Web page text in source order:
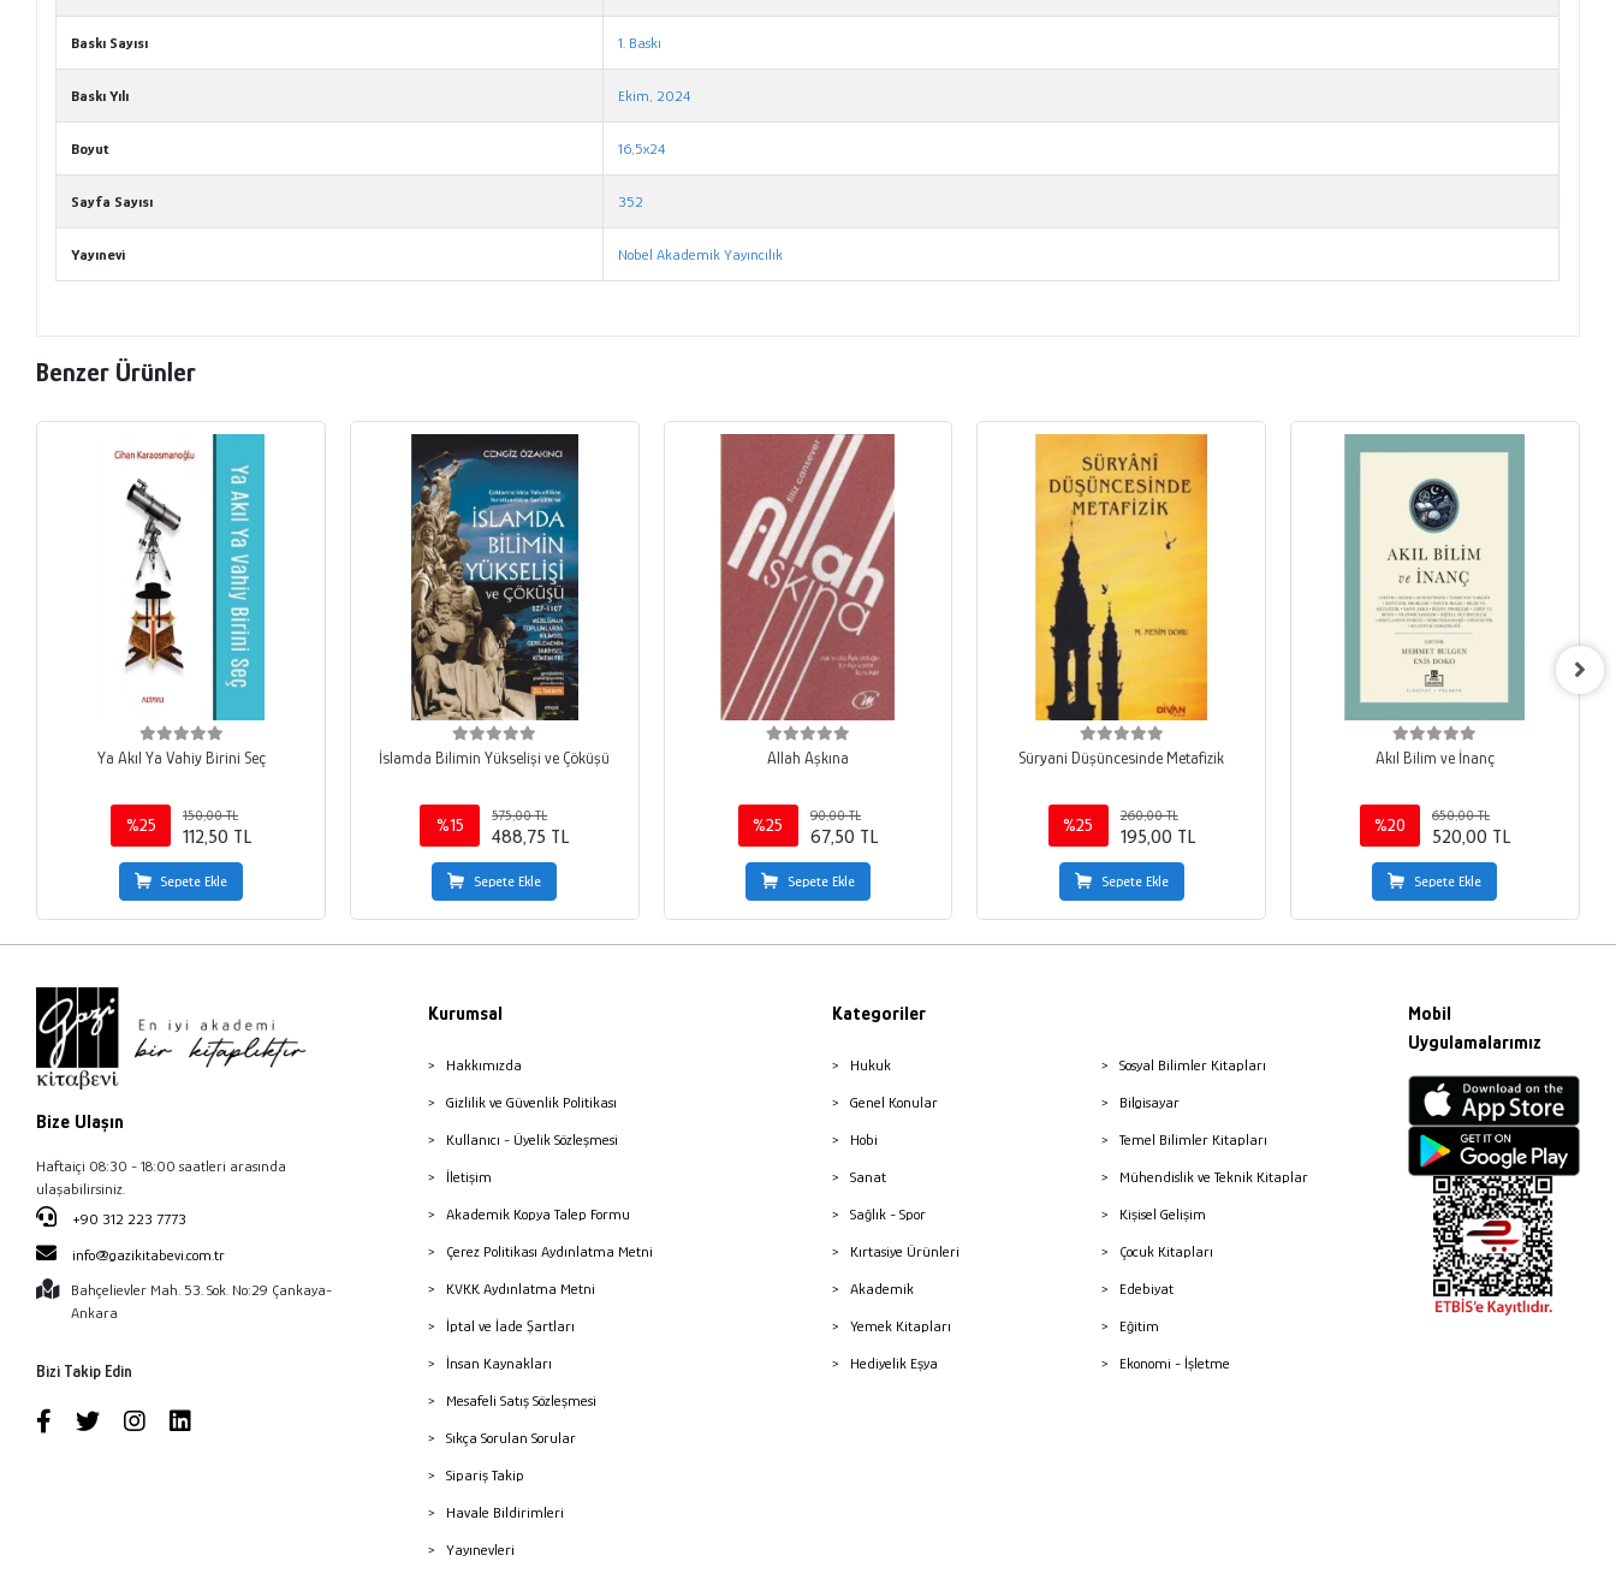
Baskı Sayısı 1. Baskı
Baskı Yılı Ekim, 2024
Boyut 16,5x24
Sayfa Sayısı 352
Yayınevi Nobel Akademik Yayıncılık
Benzer Ürünler
Ya Akıl Ya Vahiy Birini Seç
%25
150,00 TL
112,50 TL
Sepete Ekle
İslamda Bilimin Yükselişi ve Çöküşü
%15
575,00 TL
488,75 TL
Sepete Ekle
Allah Aşkına
%25
90,00 TL
67,50 TL
Sepete Ekle
Süryani Düşüncesinde Metafizik
%25
260,00 TL
195,00 TL
Sepete Ekle
Akıl Bilim ve İnanç
%20
650,00 TL
520,00 TL
Sepete Ekle
Bize Ulaşın
Haftaiçi 08:30 - 18:00 saatleri arasında
ulaşabilirsiniz.
+90 312 223 7773
info@gazikitabevi.com.tr
Bahçelievler Mah. 53. Sok. No:29 Çankaya-
Ankara
Bizi Takip Edin
Kurumsal
Hakkımızda
Gizlilik ve Güvenlik Politikası
Kullanıcı - Üyelik Sözleşmesi
İletişim
Akademik Kopya Talep Formu
Çerez Politikası Aydınlatma Metni
KVKK Aydınlatma Metni
İptal ve İade Şartları
İnsan Kaynakları
Mesafeli Satış Sözleşmesi
Sıkça Sorulan Sorular
Sipariş Takip
Havale Bildirimleri
Yayınevleri
Kategoriler
Hukuk
Genel Konular
Hobi
Sanat
Sağlık - Spor
Kırtasiye Ürünleri
Akademik
Yemek Kitapları
Hediyelik Eşya
Sosyal Bilimler Kitapları
Bilgisayar
Temel Bilimler Kitapları
Mühendislik ve Teknik Kitaplar
Kişisel Gelişim
Çocuk Kitapları
Edebiyat
Eğitim
Ekonomi - İşletme
Mobil
Uygulamalarımız